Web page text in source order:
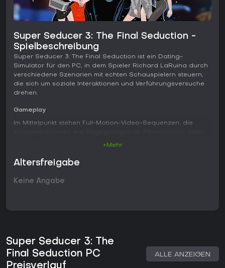
Super Seducer 3: The Final Seduction -
Spielbeschreibung
Super Seducer 3: The Final Seduction ist ein Dating-
Simulator für den PC, in dem Spieler Richard LaRuina durch
verschiedene Szenarien mit echten Schauspielern steuern,
die sich um soziale Interaktionen und Verführungsversuche
drehen.
Gameplay
Im Mittelpunkt stehen Full-Motion-Video-Sequenzen, die
die Reaktion der Frau beeinflussen. Ein Detroit-Style-
Flussdiagramm zeichnet jede Entscheidung auf und zeigt
alternative Wege durch die Szenarien, sodass man diese
erneut spielen kann, ohne von vorne beginnen zu müssen.
ausblenden und so den Schwierigkeitsgrad erhöhen. Ein
integriertes Ratgeberbuch sammelt Erkenntnisse aus
erfolgreichen Durchläufen und ermöglicht es, hinterher
+Mehr
Altersfreigabe
Keine Angabe
Super Seducer 3: The
Final Seduction PC
ALLE ANZEIGEN